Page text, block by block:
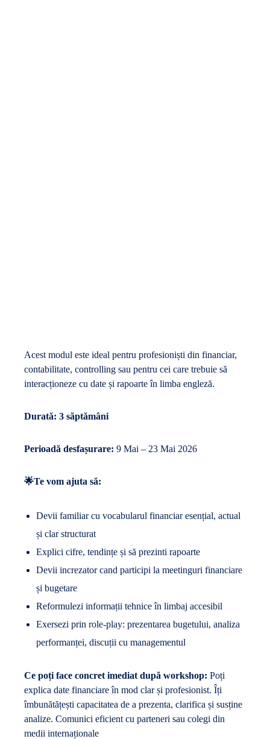
Acest modul este ideal pentru profesioniști din financiar,
contabilitate, controlling sau pentru cei care trebuie să
interacționeze cu date și rapoarte în limba engleză.
Durată: 3 săptămâni
Perioadă desfașurare: 9 Mai – 23 Mai 2026
🌟Te vom ajuta să:
Devii familiar cu vocabularul financiar esențial, actual
și clar structurat
Explici cifre, tendințe și să prezinti rapoarte
Devii increzator cand participi la meetinguri financiare
și bugetare
Reformulezi informații tehnice în limbaj accesibil
Exersezi prin role-play: prezentarea bugetului, analiza
performanței, discuții cu managementul
Ce poți face concret imediat după workshop: Poți
explica date financiare în mod clar și profesionist. Îți
îmbunătățești capacitatea de a prezenta, clarifica și susține
analize. Comunici eficient cu parteneri sau colegi din
medii internaționale